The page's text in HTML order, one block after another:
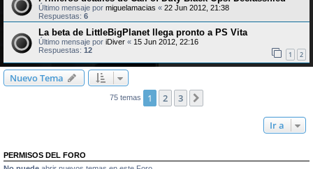
Último mensaje por miguelamacias « 22 Jun 2012, 21:38
Respuestas: 6
La beta de LittleBigPlanet llega pronto a PS Vita
Último mensaje por iDiver « 15 Jun 2012, 22:16
Respuestas: 12 1 2
Nuevo Tema
75 temas 1 2 3
Ir a
PERMISOS DEL FORO